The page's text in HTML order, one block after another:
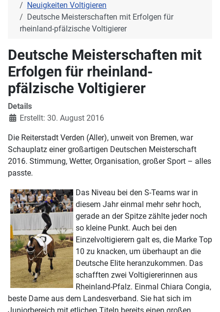
Neuigkeiten Voltigieren
Deutsche Meisterschaften mit Erfolgen für
rheinland-pfälzische Voltigierer
Deutsche Meisterschaften mit
Erfolgen für rheinland-
pfälzische Voltigierer
Details
Erstellt: 30. August 2016
Die Reiterstadt Verden (Aller), unweit von Bremen, war
Schauplatz einer großartigen Deutschen Meisterschaft
2016. Stimmung, Wetter, Organisation, großer Sport – alles
passte.
Das Niveau bei den S-Teams war in
diesem Jahr einmal mehr sehr hoch,
gerade an der Spitze zählte jeder noch
so kleine Punkt. Auch bei den
Einzelvoltigierern galt es, die Marke Top
10 zu knacken, um überhaupt an die
Deutsche Elite heranzukommen. Das
schafften zwei Voltigiererinnen aus
Rheinland-Pfalz. Einmal Chiara Congia,
beste Dame aus dem Landesverband. Sie hat sich im